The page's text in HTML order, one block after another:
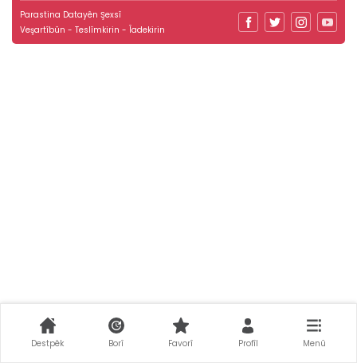
Parastina Datayên Şexsî
Veşartîbûn - Teslîmkirin - Îadekirin
Destpêk Borî Favorî Profîl Menû